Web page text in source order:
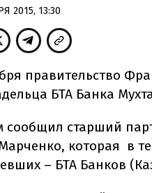
2015, 13:30
правительство
БТА Банка
сообщил старший
которая в
– БТА Банков